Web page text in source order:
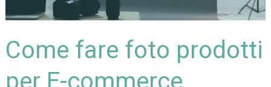
che
Come fare foto prodotti
per E-commerce